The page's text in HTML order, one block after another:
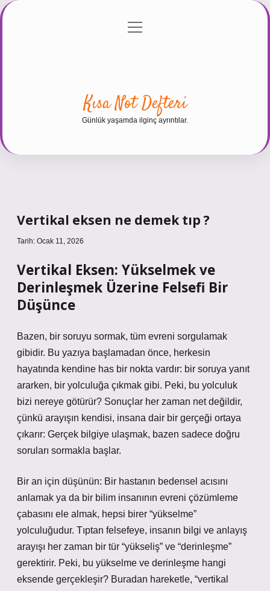
Gizlilik Politikası
menüyü
Kısa Not Defteri
Günlük yaşamda ilginç ayrıntılar.
Vertikal eksen ne demek tıp ?
Tarih: Ocak 11, 2026
Vertikal Eksen: Yükselmek ve
Derinleşmek Üzerine Felsefi Bir
Düşünce
Bazen, bir soruyu sormak, tüm evreni sorgulamak
gibidir. Bu yazıya başlamadan önce, herkesin
hayatında kendine has bir nokta vardır: bir soruya yanıt
ararken, bir yolculuğa çıkmak gibi. Peki, bu yolculuk
bizi nereye götürür? Sonuçlar her zaman net değildir,
çünkü arayışın kendisi, insana dair bir gerçeği ortaya
çıkarır: Gerçek bilgiye ulaşmak, bazen sadece doğru
soruları sormakla başlar.
Bir an için düşünün: Bir hastanın bedensel acısını
anlamak ya da bir bilim insanının evreni çözümleme
çabasını ele almak, hepsi birer “yükselme”
yolculuğudur. Tıptan felsefeye, insanın bilgi ve anlayış
arayışı her zaman bir tür “yükseliş” ve “derinleşme”
gerektirir. Peki, bu yükselme ve derinleşme hangi
eksende gerçekleşir? Buradan hareketle, “vertikal